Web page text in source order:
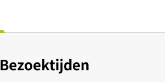
Bezoektijden